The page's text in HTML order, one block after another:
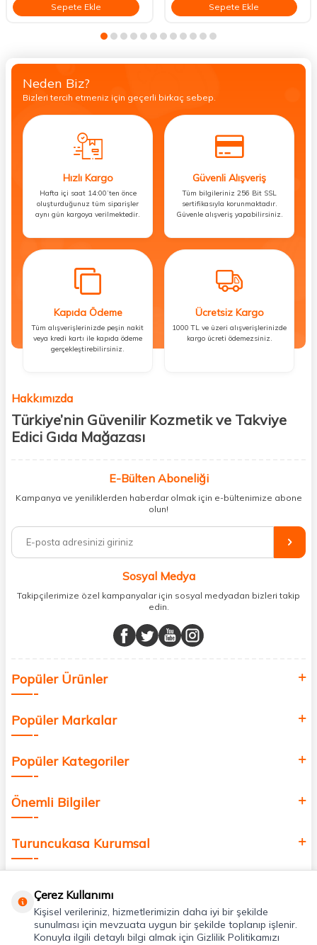
Sepete Ekle Sepete Ekle
Neden Biz?
Bizleri tercih etmeniz için geçerli birkaç sebep.
Hızlı Kargo
Hafta içi saat 14:00’ten önce
oluşturduğunuz tüm siparişler
aynı gün kargoya verilmektedir.
Güvenli Alışveriş
Tüm bilgileriniz 256 Bit SSL
sertifikasıyla korunmaktadır.
Güvenle alışveriş yapabilirsiniz.
Kapıda Ödeme
Tüm alışverişlerinizde peşin nakit
veya kredi kartı ile kapıda ödeme
gerçekleştirebilirsiniz.
Ücretsiz Kargo
1000 TL ve üzeri alışverişlerinizde
kargo ücreti ödemezsiniz.
Hakkımızda
Türkiye’nin Güvenilir Kozmetik ve Takviye
Edici Gıda Mağazası
kişisel bakım hem de takviye edici gıda ürünlerini sizlerle
buluşturuyoruz. Artık mağaza mağaza dolaşmanıza gerek yok;
ihtiyacınız olan her şeyi tek bir çatı altında topluyor ve kapınıza kadar
%100 orijinal kozmetik ve sağlık ürünleriyle güzelliğinizi tamamlayabilir,
vücudunuzu desteklemek için güvenilir takviye edici gıdalara
minerallere kadar binlerce ürünü uygun fiyat ve hızlı kargo avantajıyla
sunuyoruz.
buluşturuyor ve online alışveriş deneyiminizi en iyi hale getiriyoruz.
Sağlık, güzellik ve iyi yaşam için aradığınız her şey burada!
değer katmak için bize katılın!
E-Bülten Aboneliği
Kampanya ve yeniliklerden haberdar olmak için e-bültenimize abone
olun!
Sosyal Medya
Takipçilerimize özel kampanyalar için sosyal medyadan bizleri takip
edin.
Popüler Ürünler
Popüler Markalar
Popüler Kategoriler
Önemli Bilgiler
Turuncukasa Kurumsal
Uygulamalarımız
Çerez Kullanımı
Kişisel verileriniz, hizmetlerimizin daha iyi bir şekilde
sunulması için mevzuata uygun bir şekilde toplanıp işlenir.
Konuyla ilgili detaylı bilgi almak için Gizlilik Politikamızı